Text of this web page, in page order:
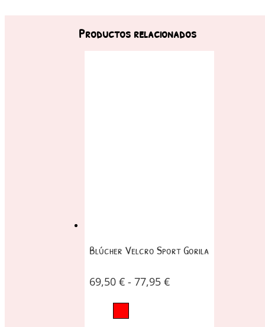
Productos relacionados
Blúcher Velcro Sport Gorila
69,50 € - 77,95 €